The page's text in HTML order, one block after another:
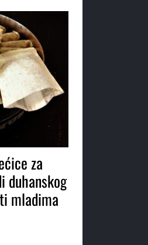
za
duhanskog
mladima